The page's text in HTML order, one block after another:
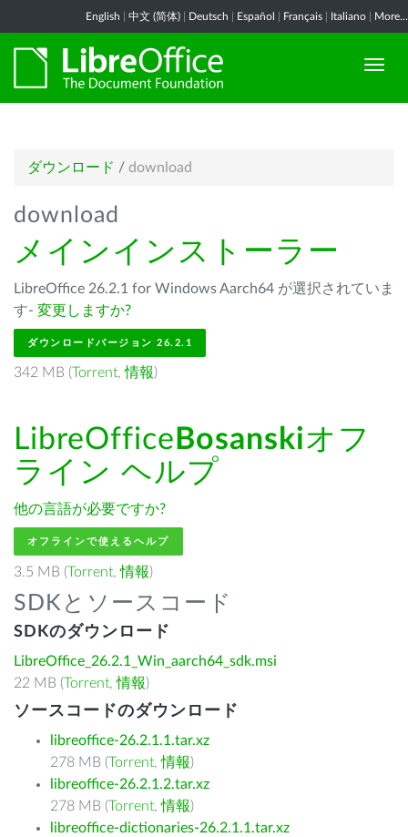
English 中文 (简体) Deutsch Español Français Italiano More...
ダウンロード / download
download
メインインストーラー
LibreOffice 26.2.1 for Windows Aarch64 が選択されていま
す- 変更しますか?
ダウンロードバージョン 26.2.1
342 MB (Torrent,情報)
LibreOffice Bosanskiオフ
ライン ヘルプ
他の言語が必要ですか?
オフラインで使えるヘルプ
3.5 MB (Torrent,情報)
SDKとソースコード
SDKのダウンロード
LibreOffice_26.2.1_Win_aarch64_sdk.msi
22 MB (Torrent,情報)
ソースコードのダウンロード
libreoffice-26.2.1.1.tar.xz
278 MB (Torrent,情報)
libreoffice-26.2.1.2.tar.xz
278 MB (Torrent,情報)
libreoffice-dictionaries-26.2.1.1.tar.xz